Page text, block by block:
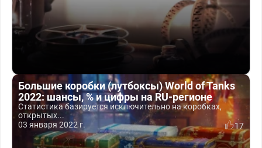
Большие коробки (лутбоксы) World of Tanks
2022: шансы, % и цифры на RU-регионе
Статистика базируется исключительно на коробках,
открытых...
03 января 2022 г.
17